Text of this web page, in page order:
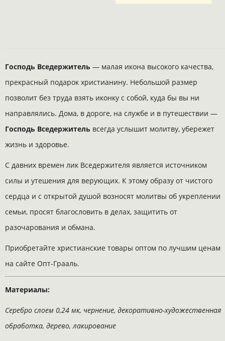
Господь Вседержитель — малая икона высокого качества,
прекрасный подарок христианину. Небольшой размер
позволит без труда взять иконку с собой, куда бы вы ни
направлялись. Дома, в дороге, на службе и в путешествии —
Господь Вседержитель всегда услышит молитву, убережет
жизнь и здоровье.
С давних времен лик Вседержителя является источником
силы и утешения для верующих. К этому образу от чистого
сердца и с открытой душой возносят молитвы об укреплении
семьи, просят благословить в делах, защитить от
разочарования и обмана.
Приобретайте христианские товары оптом по лучшим ценам
на сайте Опт-Грааль.
Материалы:
Серебро слоем 0,24 мк, чернение, декоративно-художественная
обработка, дерево, лакирование